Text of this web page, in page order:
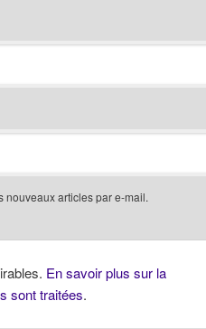
nouveaux articles par e-mail.
En savoir plus sur la
sont traitées.